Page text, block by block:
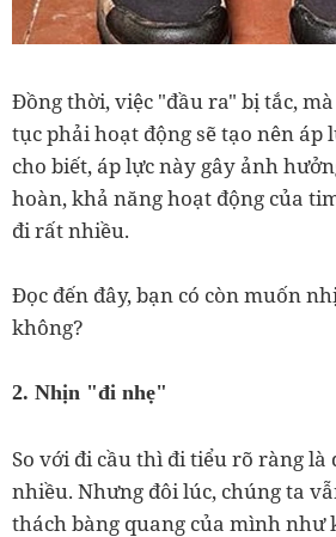
Đồng thời, việc "đầu ra" bị tắc,
tục phải hoạt động sẽ tạo nên áp
cho biết, áp lực này gây ảnh
hoàn, khả năng hoạt động của
đi rất nhiều.
Đọc đến đây, bạn có còn muốn
không?
2. Nhịn "đi nhẹ"
So với đi cầu thì đi tiểu rõ ràng
nhiều. Nhưng đôi lúc, chúng ta
thách bàng quang của mình như